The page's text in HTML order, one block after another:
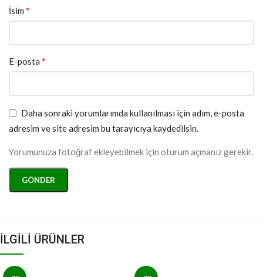
İsim *
E-posta *
Daha sonraki yorumlarımda kullanılması için adım, e-posta
adresim ve site adresim bu tarayıcıya kaydedilsin.
Yorumunuza fotoğraf ekleyebilmek için oturum açmanız gerekir.
İLGİLİ ÜRÜNLER